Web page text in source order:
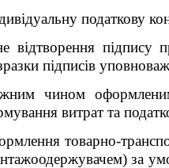
податкову
відтворення підпису
підписів
чином
витрат та
товарно-
за